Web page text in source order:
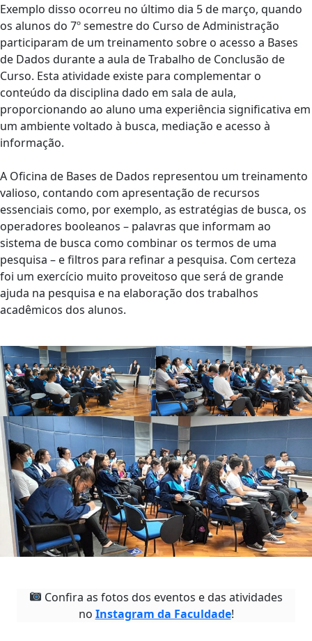
Exemplo disso ocorreu no último dia 5 de março, quando
os alunos do 7º semestre do Curso de Administração
participaram de um treinamento sobre o acesso a Bases
de Dados durante a aula de Trabalho de Conclusão de
Curso. Esta atividade existe para complementar o
conteúdo da disciplina dado em sala de aula,
proporcionando ao aluno uma experiência significativa em
um ambiente voltado à busca, mediação e acesso à
informação.
A Oficina de Bases de Dados representou um treinamento
valioso, contando com apresentação de recursos
essenciais como, por exemplo, as estratégias de busca, os
operadores booleanos – palavras que informam ao
sistema de busca como combinar os termos de uma
pesquisa – e filtros para refinar a pesquisa. Com certeza
foi um exercício muito proveitoso que será de grande
ajuda na pesquisa e na elaboração dos trabalhos
acadêmicos dos alunos.
Confira as fotos dos eventos e das atividades
no Instagram da Faculdade!